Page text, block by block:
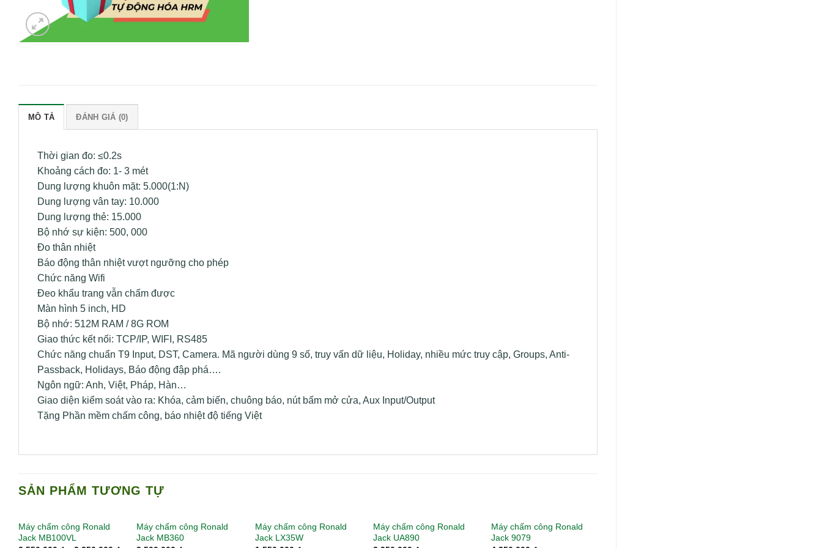
MÔ TẢ ĐÁNH GIÁ (0)
Thời gian đo: ≤0.2s
Khoảng cách đo: 1- 3 mét
Dung lượng khuôn mặt: 5.000(1:N)
Dung lượng vân tay: 10.000
Dung lượng thẻ: 15.000
Bộ nhớ sự kiện: 500, 000
Đo thân nhiệt
Báo động thân nhiệt vượt ngưỡng cho phép
Chức năng Wifi
Đeo khẩu trang vẫn chấm được
Màn hình 5 inch, HD
Bộ nhớ: 512M RAM / 8G ROM
Giao thức kết nối: TCP/IP, WIFI, RS485
Chức năng chuẩn T9 Input, DST, Camera. Mã người dùng 9 số, truy vấn dữ liệu, Holiday, nhiều mức truy cập, Groups, Anti-
Passback, Holidays, Báo động đập phá….
Ngôn ngữ: Anh, Việt, Pháp, Hàn…
Giao diện kiểm soát vào ra: Khóa, cảm biến, chuông báo, nút bấm mở cửa, Aux Input/Output
Tặng Phần mềm chấm công, báo nhiệt độ tiếng Việt
SẢN PHẨM TƯƠNG TỰ
Máy chấm công Ronald
Jack MB100VL
Máy chấm công Ronald
Jack MB360
Máy chấm công Ronald
Jack LX35W
Máy chấm công Ronald
Jack UA890
Máy chấm công Ronald
Jack 9079